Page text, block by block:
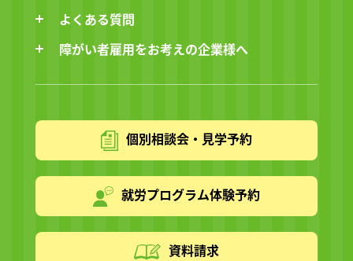
よくある質問
障がい者雇用をお考えの企業様へ
個別相談会・見学予約
就労プログラム体験予約
資料請求